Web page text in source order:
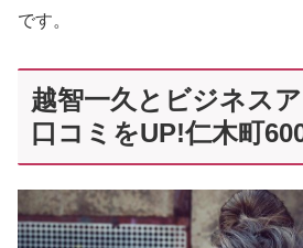
です。
越智一久とビジネス
口コミをUP!仁木町